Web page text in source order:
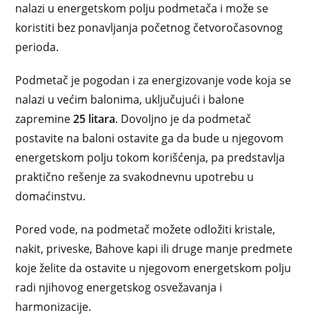
nalazi u energetskom polju podmetača i može se
koristiti bez ponavljanja početnog četvoročasovnog
perioda.
Podmetač je pogodan i za energizovanje vode koja se
nalazi u većim balonima, uključujući i balone
zapremine25 litara. Dovoljno je da podmetač
postavite na baloni ostavite ga da bude u njegovom
energetskom polju tokom korišćenja, pa predstavlja
praktično rešenje za svakodnevnu upotrebu u
domaćinstvu.
Pored vode, na podmetač možete odložiti kristale,
nakit, priveske, Bahove kapi ili druge manje predmete
koje želite da ostavite u njegovom energetskom polju
radi njihovog energetskog osvežavanja i
harmonizacije.